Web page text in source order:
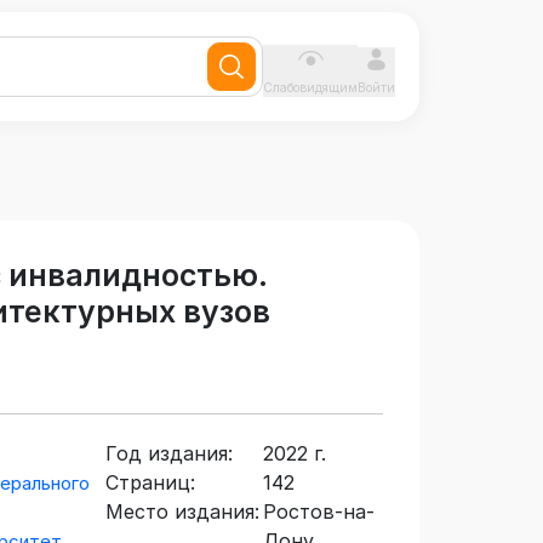
СлабовидящимВойти
инвалидностью.
вузов
Год издания:
2022 г.
Страниц:
142
Место издания: Ростов-на-